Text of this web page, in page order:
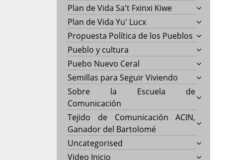
Plan de Vida Sa't Fxinxi Kiwe
Plan de Vida Yu' Lucx
Propuesta Política de los Pueblos
Pueblo y cultura
Puebo Nuevo Ceral
Semillas para Seguir Viviendo
Sobre la Escuela de
Comunicación
Tejido de Comunicación ACIN,
Ganador del Bartolomé
Uncategorised
Video Inicio